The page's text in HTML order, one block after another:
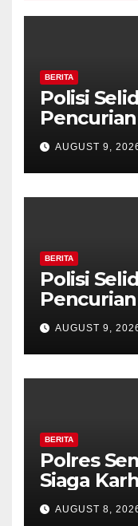
BERITA
Polisi
di Counter
AUGUST 9,
BERITA
Polisi
di Counter
AUGUST 9,
BERITA
Polres
Siaga
Tekankan
AUGUST 8,